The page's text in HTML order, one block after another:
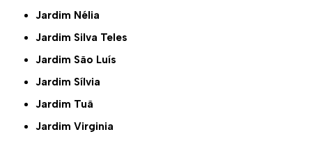
Jardim Nélia
Jardim Silva Teles
Jardim São Luís
Jardim Sílvia
Jardim Tuã
Jardim Virginia